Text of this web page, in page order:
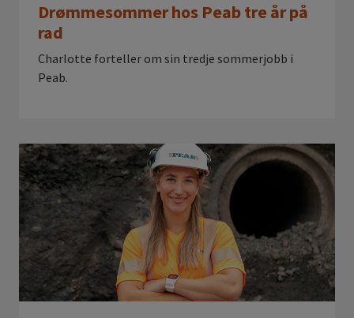
Drømmesommer hos Peab tre år på
rad
Charlotte forteller om sin tredje sommerjobb i
Peab.